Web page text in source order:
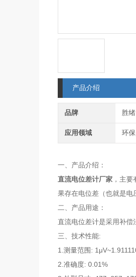
产品介绍
品牌 胜
应用领域 环
一、产品介绍：
直流电位差计厂家 ，主
果存在电位差（也就是
二、产品用途：
直流电位差计是采用补
三、技术性能:
1.测量范围:
2.准确度: 0.01%